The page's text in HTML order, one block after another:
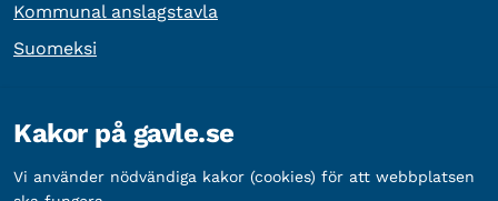
Kommunal anslagstavla
Suomeksi
Organisationsnummer: 212000-2338
Bankgironummer: 5888-2333
Kakor på gavle.se
Vi använder nödvändiga kakor (cookies) för att webbplatsen